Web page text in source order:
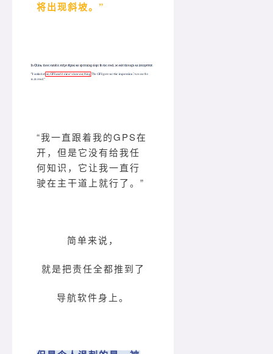
将出现斜坡。”
“我一直跟着我的GPS在
开，但是它没有给我任
何知识，它让我一直行
驶在主干道上就行了。”
简单来说，
就是把责任全都推到了
导航软件身上。